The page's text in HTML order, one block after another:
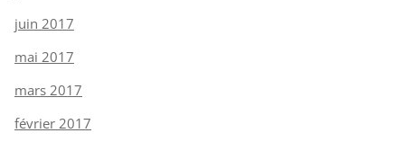
juin 2017
mai 2017
mars 2017
février 2017